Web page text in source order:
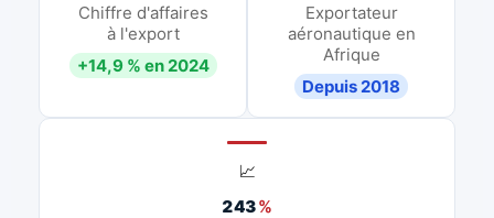
Chiffre d'affaires
à l'export
+14,9 % en 2024
Exportateur
aéronautique en
Afrique
Depuis 2018
📈
243%